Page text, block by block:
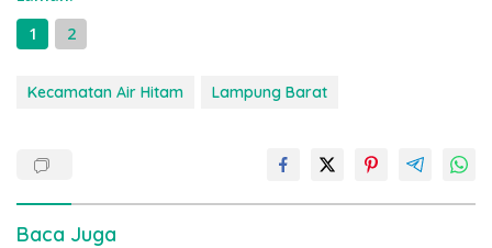
1
2
Kecamatan Air Hitam Lampung Barat
Baca Juga